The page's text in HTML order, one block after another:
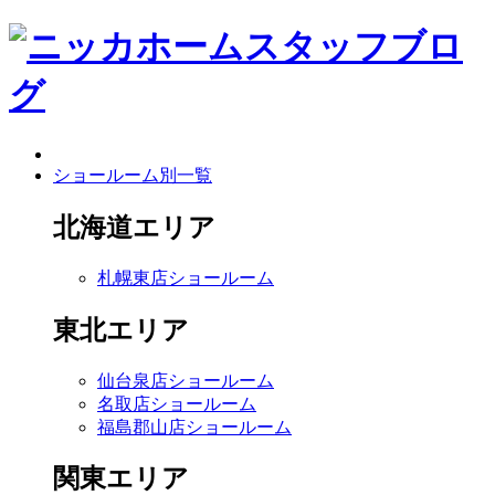
ショールーム別一覧
北海道エリア
札幌東店ショールーム
東北エリア
仙台泉店ショールーム
名取店ショールーム
福島郡山店ショールーム
関東エリア